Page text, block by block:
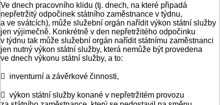
Ve dnech pracovního klidu (tj. dnech, na které připadá
nepřetržitý odpočinek státního zaměstnance v týdnu,
a ve svátcích), může služební orgán nařídit výkon státní služby
jen výjimečně. Konkrétně v den nepřetržitého odpočinku
v týdnu tak může služební orgán nařídit státnímu zaměstnanci
jen nutný výkon státní služby, která nemůže být provedena
ve dnech výkonu státní služby, a to:
 inventurní a závěrkové činnosti,
 výkon státní služby konané v nepřetržitém provozu